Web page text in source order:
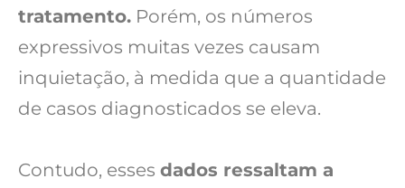
tratamento. Porém, os números
expressivos muitas vezes causam
inquietação, à medida que a quantidade
de casos diagnosticados se eleva.
Contudo, esses dados ressaltam a